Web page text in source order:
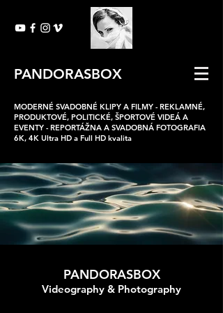
PANDORASBOX
MODERNÉ SVADOBNÉ KLIPY A FILMY -REKLAMNÉ,
PRODUKTOVÉ, POLITICKÉ, ŠPORTOVÉ VIDEÁ A
EVENTY -REPORTÁŽNA A SVADOBNÁ FOTOGRAFIA
6K, 4K Ultra HD a Full HD kvalita
PANDORASBOX
Videography & Photography